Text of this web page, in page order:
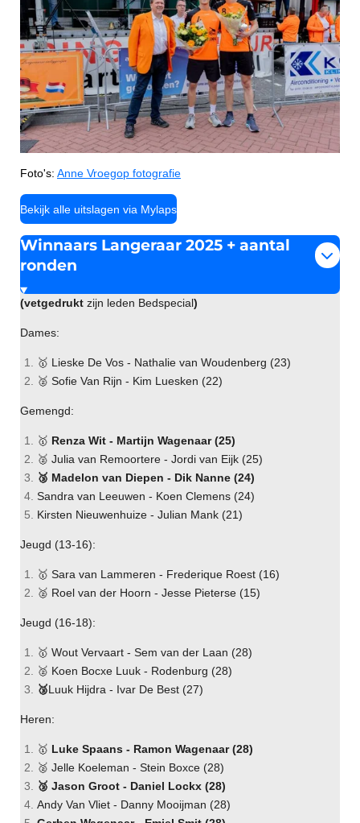
Foto's: Anne Vroegop fotografie
Bekijk alle uitslagen via Mylaps
Winnaars Langeraar 2025 + aantal
ronden
(vetgedrukt zijn leden Bedspecial)
Dames:
🥇 Lieske De Vos - Nathalie van Woudenberg (23)
🥈 Sofie Van Rijn - Kim Luesken (22)
Gemengd:
🥇 Renza Wit - Martijn Wagenaar (25)
🥈 Julia van Remoortere - Jordi van Eijk (25)
🥉 Madelon van Diepen - Dik Nanne (24)
Sandra van Leeuwen - Koen Clemens (24)
Kirsten Nieuwenhuize - Julian Mank (21)
Jeugd (13-16):
🥇 Sara van Lammeren - Frederique Roest (16)
🥈 Roel van der Hoorn - Jesse Pieterse (15)
Jeugd (16-18):
🥇 Wout Vervaart - Sem van der Laan (28)
🥈 Koen Bocxe Luuk - Rodenburg (28)
🥉Luuk Hijdra - Ivar De Best (27)
Heren:
🥇 Luke Spaans - Ramon Wagenaar (28)
🥈 Jelle Koeleman - Stein Boxce (28)
🥉 Jason Groot - Daniel Lockx (28)
Andy Van Vliet - Danny Mooijman (28)